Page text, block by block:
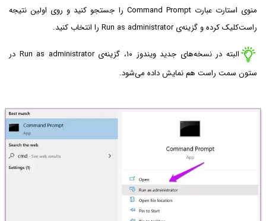
منوی استارت عبارت Command Prompt را جستجو کنید و روی اولین نتیجه
راست‌کلیک کرده و گزینه‌ی Run as administrator را انتخاب کنید.
البته در نسخه‌های جدید ویندوز ۱۰، گزینه‌ی Run as administrator در
ستون سمت راست هم نمایش داده می‌شود.